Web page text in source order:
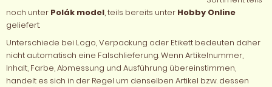
noch unter Polák model, teils bereits unter Hobby Online
geliefert.
Unterschiede bei Logo, Verpackung oder Etikett bedeuten daher
nicht automatisch eine Falschlieferung. Wenn Artikelnummer,
Inhalt, Farbe, Abmessung und Ausführung übereinstimmen,
handelt es sich in der Regel um denselben Artikel bzw. dessen